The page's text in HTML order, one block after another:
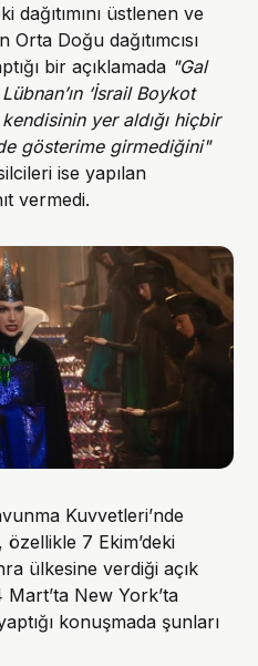
üstlenen ve
Doğu dağıtımcısı
bir açıklamada "Gal
‘İsrail Boykot
kendisinin yer aldığı hiçbir
gösterime girmediğini"
ise yapılan
vermedi.
Kuvvetleri’nde
7 Ekim’deki
ülkesine verdiği açık
New York’ta
konuşmada şunları